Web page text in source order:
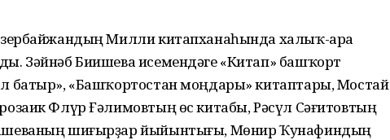
Милли китапханаһында халыҡ-ара
Зәйнәб Биишева исемендәге «Китап» башҡорт
батыр», «Башҡортостан моңдары» китаптары, Мостай
Флүр Ғәлимовтың өс китабы, Рәсүл Сәғитовтың
шиғырҙар йыйынтығы, Мөнир Ҡунафиндың